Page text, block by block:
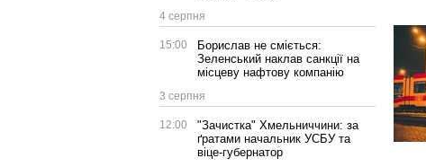
4 серпня
15:00
Борислав не сміється:
Зеленський наклав санкції на
місцеву нафтову компанію
3 серпня
12:00
"Зачистка" Хмельниччини: за
ґратами начальник УСБУ та
віце-губернатор